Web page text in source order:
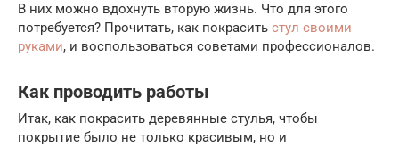
В них можно вдохнуть вторую жизнь. Что для этого
потребуется? Прочитать, как покрасить стул своими
руками, и воспользоваться советами профессионалов.
Как проводить работы
Итак, как покрасить деревянные стулья, чтобы
покрытие было не только красивым, но и